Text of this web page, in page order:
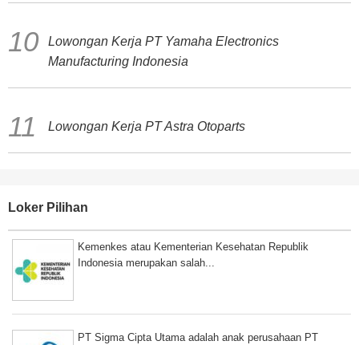
Lowongan Kerja PT Yamaha Electronics
Manufacturing Indonesia
Lowongan Kerja PT Astra Otoparts
Loker Pilihan
Kemenkes atau Kementerian Kesehatan Republik
Indonesia merupakan salah...
PT Sigma Cipta Utama adalah anak perusahaan PT